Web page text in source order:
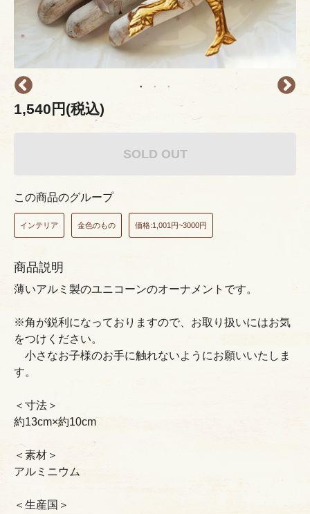
1,540円(税込)
SOLD OUT
この商品のグループ
インテリア 金色のもの 価格:1,001円~3000円
商品説明
薄いアルミ製のユニコーンのオーナメントです。
※角が鋭利になっておりますので、お取り扱いにはお気
をつけください。
小さなお子様のお手に触れないようにお願いいたしま
す。
＜寸法＞
約13cm×約10cm
＜素材＞
アルミニウム
＜生産国＞